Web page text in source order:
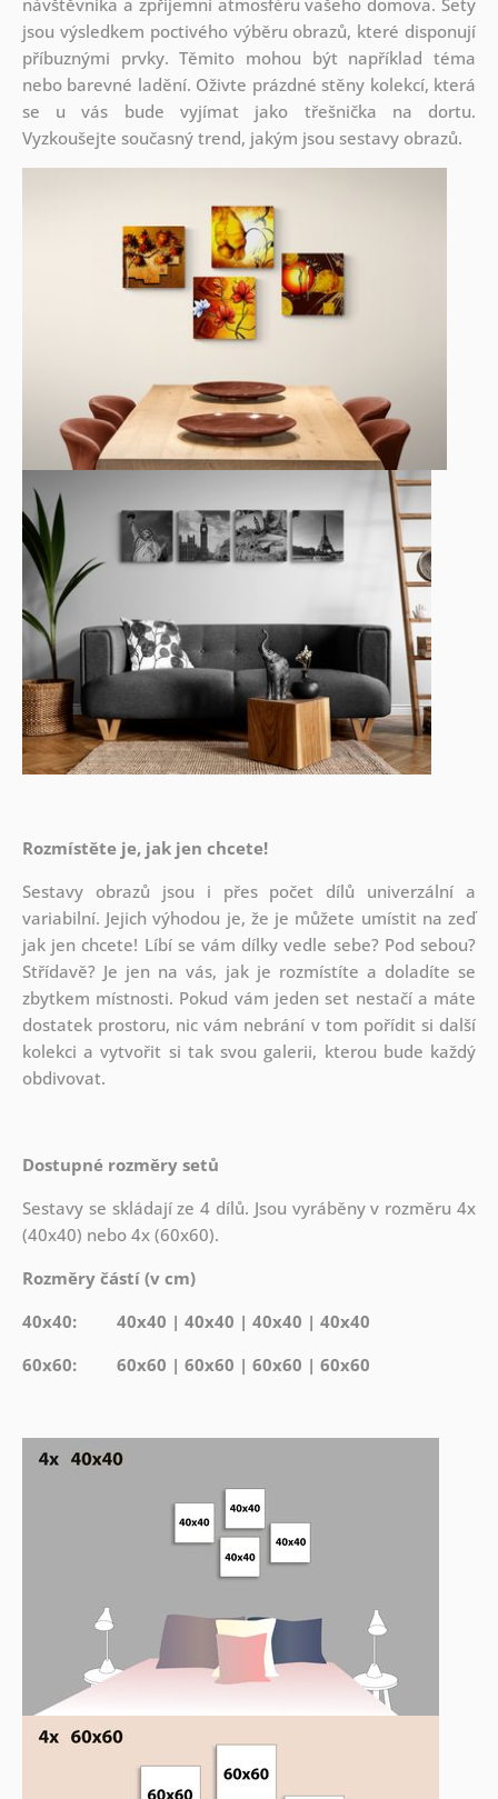
návštěvníka a zpříjemní atmosféru vašeho domova. Sety
jsou výsledkem poctivého výběru obrazů, které disponují
příbuznými prvky. Těmito mohou být například téma
nebo barevné ladění. Oživte prázdné stěny kolekcí, která
se u vás bude vyjímat jako třešnička na dortu.
Vyzkoušejte současný trend, jakým jsou sestavy obrazů.
Rozmístěte je, jak jen chcete!
Sestavy obrazů jsou i přes počet dílů univerzální a
variabilní. Jejich výhodou je, že je můžete umístit na zeď
jak jen chcete! Líbí se vám dílky vedle sebe? Pod sebou?
Střídavě? Je jen na vás, jak je rozmístíte a doladíte se
zbytkem místnosti. Pokud vám jeden set nestačí a máte
dostatek prostoru, nic vám nebrání v tom pořídit si další
kolekci a vytvořit si tak svou galerii, kterou bude každý
obdivovat.
Dostupné rozměry setů
Sestavy se skládají ze 4 dílů. Jsou vyráběny v rozměru 4x
(40x40) nebo 4x (60x60).
Rozměry částí (v cm)
40x40: 40x40 | 40x40 | 40x40 | 40x40
60x60: 60x60 | 60x60 | 60x60 | 60x60